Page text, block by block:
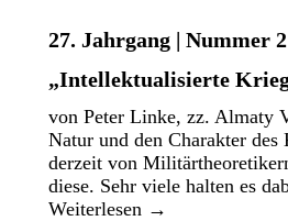
27. Jahrgang | Nummer
„Intellektualisierte
von Peter Linke, zz. Almaty
Natur und den Charakter
derzeit von
diese. Sehr viele halten es
Weiterlesen →